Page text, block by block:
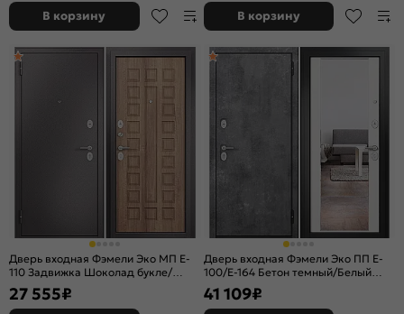
В корзину В корзину
Дверь входная Фэмели Эко МП E-
110 Задвижка Шоколад букле/
Карамель, 2 замка, с ночной
задвижкой
27 555₽
Дверь входная Фэмели Эко ПП E-
100/E-164 Бетон темный/Белый
ларче, с зеркалом, 2 замка
41 109₽